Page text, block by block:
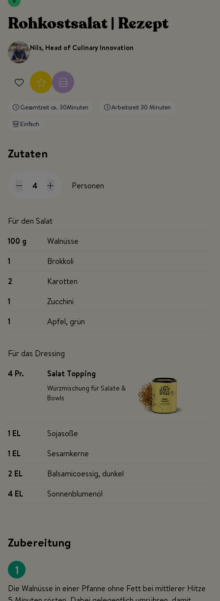
Rohkostsalat | Rezept
Nils, Head of Culinary Innovation
Gesamtzeit ca. 30Minuten
Arbeitszeit 30 Minuten
Einfach
Zutaten
Personen
Für den Salat
100 g
Walnüsse
1
Brokkoli
2
Karotten
1
Zucchini
1
Apfel, grün
Für das Dressing
4 Pr. Salat Topping
Würzmischung für Salate &
Bowls
1 EL
Sojasoße
1 EL
Sesamkerne
2 EL
Balsamicoessig, dunkel
4 EL
Sonnenblumenöl
Zubereitung
1
Die Walnüsse in einer Pfanne ohne Fett bei mittlerer Hitze